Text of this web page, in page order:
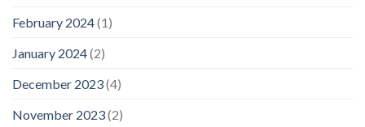
February 2024(1)
January 2024(2)
December 2023(4)
November 2023(2)